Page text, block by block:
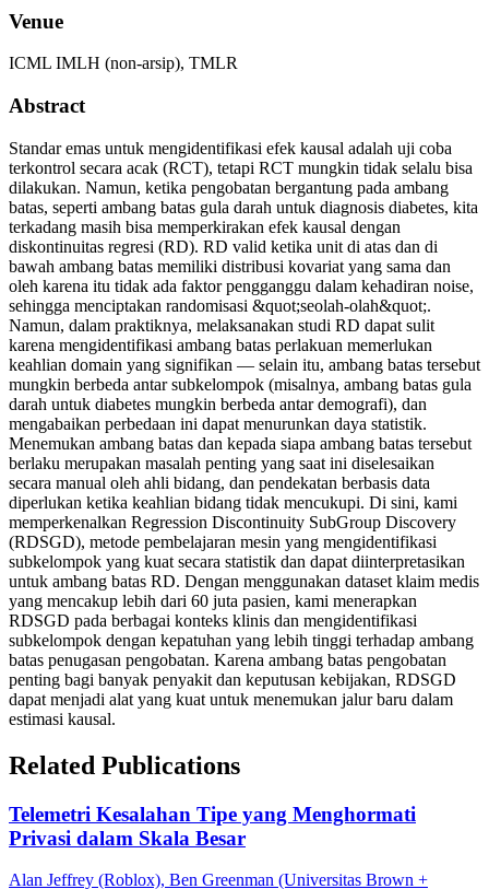
Venue
ICML IMLH (non-arsip), TMLR
Abstract
Standar emas untuk mengidentifikasi efek kausal adalah uji coba
terkontrol secara acak (RCT), tetapi RCT mungkin tidak selalu bisa
dilakukan. Namun, ketika pengobatan bergantung pada ambang
batas, seperti ambang batas gula darah untuk diagnosis diabetes, kita
terkadang masih bisa memperkirakan efek kausal dengan
diskontinuitas regresi (RD). RD valid ketika unit di atas dan di
bawah ambang batas memiliki distribusi kovariat yang sama dan
oleh karena itu tidak ada faktor pengganggu dalam kehadiran noise,
sehingga menciptakan randomisasi &quot;seolah-olah&quot;.
Namun, dalam praktiknya, melaksanakan studi RD dapat sulit
karena mengidentifikasi ambang batas perlakuan memerlukan
keahlian domain yang signifikan — selain itu, ambang batas tersebut
mungkin berbeda antar subkelompok (misalnya, ambang batas gula
darah untuk diabetes mungkin berbeda antar demografi), dan
mengabaikan perbedaan ini dapat menurunkan daya statistik.
Menemukan ambang batas dan kepada siapa ambang batas tersebut
berlaku merupakan masalah penting yang saat ini diselesaikan
secara manual oleh ahli bidang, dan pendekatan berbasis data
diperlukan ketika keahlian bidang tidak mencukupi. Di sini, kami
memperkenalkan Regression Discontinuity SubGroup Discovery
(RDSGD), metode pembelajaran mesin yang mengidentifikasi
subkelompok yang kuat secara statistik dan dapat diinterpretasikan
untuk ambang batas RD. Dengan menggunakan dataset klaim medis
yang mencakup lebih dari 60 juta pasien, kami menerapkan
RDSGD pada berbagai konteks klinis dan mengidentifikasi
subkelompok dengan kepatuhan yang lebih tinggi terhadap ambang
batas penugasan pengobatan. Karena ambang batas pengobatan
penting bagi banyak penyakit dan keputusan kebijakan, RDSGD
dapat menjadi alat yang kuat untuk menemukan jalur baru dalam
estimasi kausal.
Related Publications
Telemetri Kesalahan Tipe yang Menghormati
Privasi dalam Skala Besar
Alan Jeffrey (Roblox), Ben Greenman (Universitas Brown +